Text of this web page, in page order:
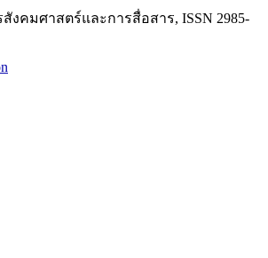
งคมศาสตร์และการสื่อสาร, ISSN 2985-